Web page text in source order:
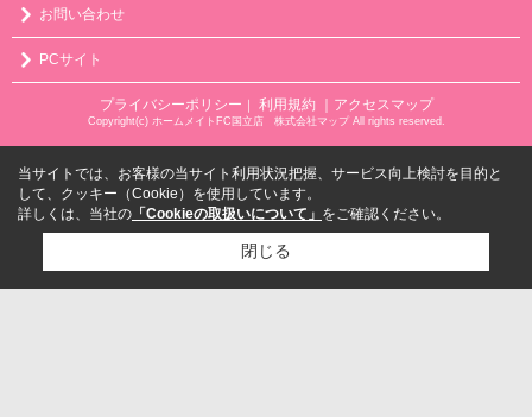
お問い合わせ
PCサイト
プライバシーポリシー ｜ 利用規約 ｜アクセスマップ
Copyright(c) ホームメイトFC国立店 株式会社マップ All rights reserved.
当サイトでは、お客様の当サイト利用状況把握、サービス向上検討を目的と
して、クッキー（Cookie）を使用しています。
詳しくは、当社の 「Cookieの取扱いについて」 をご確認ください。
閉じる